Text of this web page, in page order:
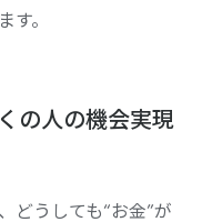
す。
の人の機会実現
どうしても“お金”が